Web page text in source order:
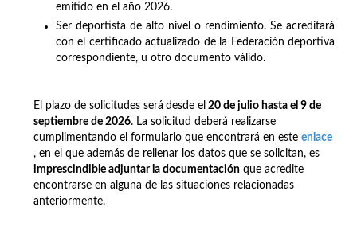
emitido en el año 2026.
Ser deportista de alto nivel o rendimiento. Se acreditará
con el certificado actualizado de la Federación deportiva
correspondiente, u otro documento válido.
El plazo de solicitudes será desde el 20 de julio hasta el 9 de
septiembre de 2026. La solicitud deberá realizarse
cumplimentando el formulario que encontrará en este enlace
, en el que además de rellenar los datos que se solicitan, es
imprescindible adjuntar la documentación que acredite
encontrarse en alguna de las situaciones relacionadas
anteriormente.